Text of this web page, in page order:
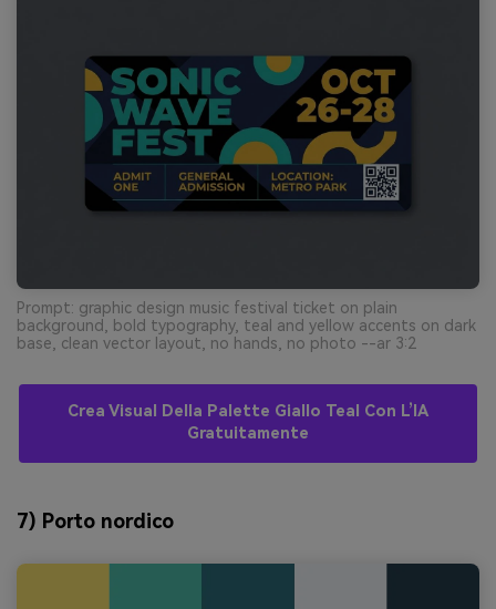
Prompt: graphic design music festival ticket on plain
background, bold typography, teal and yellow accents on dark
base, clean vector layout, no hands, no photo --ar 3:2
Crea Visual Della Palette Giallo Teal Con L’IA
Gratuitamente
7) Porto nordico